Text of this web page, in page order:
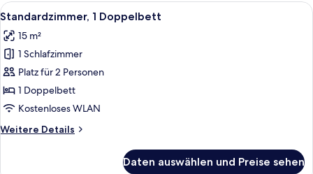
Alle
Fotos
für
Standardzimmer,
1
Doppelbett
anzeigen
6
Standardzimmer, 1 Doppelbett
15 m²
1 Schlafzimmer
Platz für 2 Personen
1 Doppelbett
Kostenloses WLAN
Weitere Details
Weitere
Daten auswählen und Preise sehen